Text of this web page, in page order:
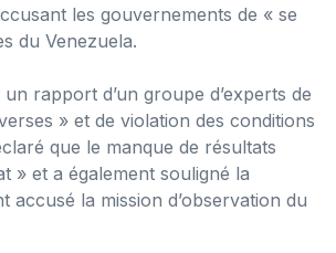
les gouvernements de « se
du Venezuela.
rapport d’un groupe d’experts de
» et de violation des conditions
que le manque de résultats
» et a également souligné la
la mission d’observation du